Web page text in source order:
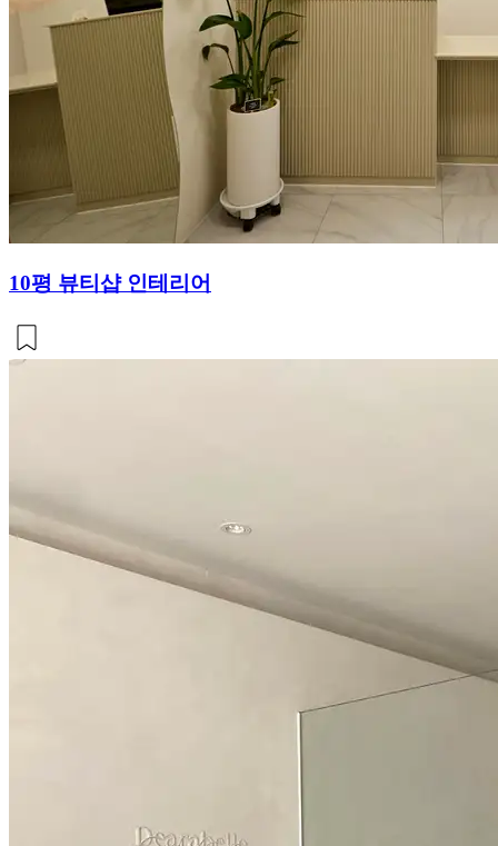
10평 뷰티샵 인테리어